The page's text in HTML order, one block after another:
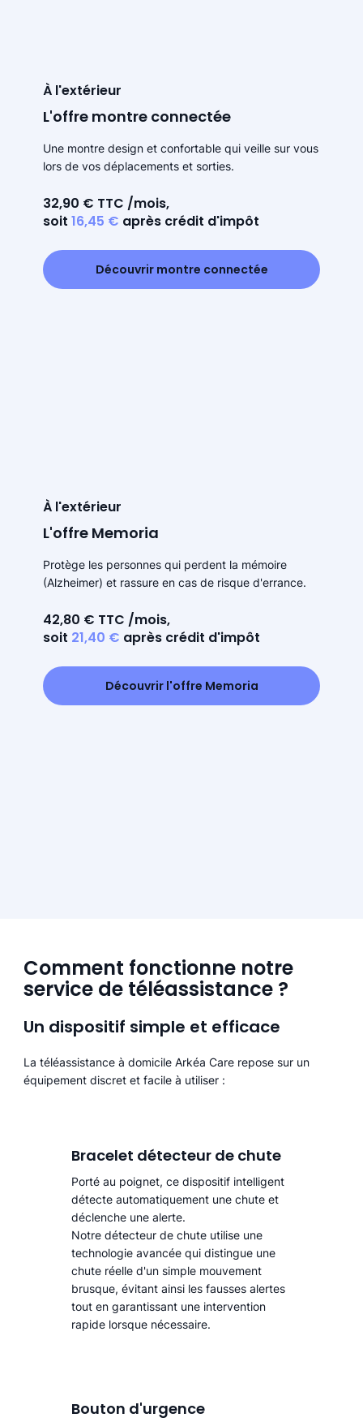
À l'extérieur
L'offre montre connectée
Une montre design et confortable qui veille sur vous
lors de vos déplacements et sorties.
32,90 € TTC /mois,
soit 16,45 € après crédit d'impôt
Découvrir montre connectée
À l'extérieur
L'offre Memoria
Protège les personnes qui perdent la mémoire
(Alzheimer) et rassure en cas de risque d'errance.
42,80 € TTC /mois,
soit 21,40 € après crédit d'impôt
Découvrir l'offre Memoria
Comment fonctionne notre
service de téléassistance ?
Un dispositif simple et efficace
La téléassistance à domicile Arkéa Care repose sur un
équipement discret et facile à utiliser :
Bracelet détecteur de chute
Porté au poignet, ce dispositif intelligent
détecte automatiquement une chute et
déclenche une alerte.​
Notre détecteur de chute utilise une
technologie avancée qui distingue une
chute réelle d'un simple mouvement
brusque, évitant ainsi les fausses alertes
tout en garantissant une intervention
rapide lorsque nécessaire.
Bouton d'urgence